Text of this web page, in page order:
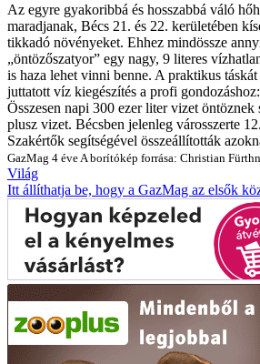
Az egyre gyakoribbá és hosszabbá váló
maradjanak, Bécs 21. és 22. kerületében
tikkadó növényeket. Ehhez mindössze
„öntözőszatyor” egy nagy, 9 literes
is haza lehet vinni benne. A praktikus
juttatott víz kiegészítés a profi
Összesen napi 300 ezer liter vizet öntöznek
plusz vizet. Bécsben jelenleg városszerte
Szakértők segítségével összeállították
GazMag 4 éve A borítókép forrása: Christian
Világ
Itt állíthatja be, hogy a GazMag az elsők